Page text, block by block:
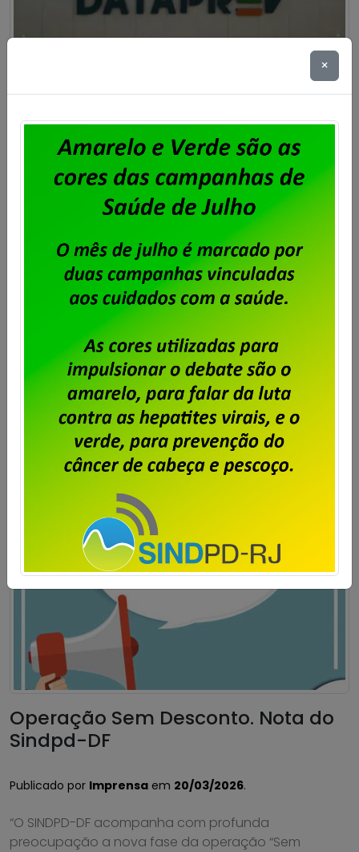
Dataprev decide mudar sua sede
no Rio para o prédio mais caro do
Centro da Cidade
Imprensaem23/06/2026
A decisão da direção da Dataprev de abandonar
sua sede própria, em Botafogo, para instalar a
empresa em um prédio alugado no Centro do Rio,
leva aos seus empregados e empregadas a angústia
de trabalhar num local extremamente perigoso. Não
há como considerar essa decisão da empresa
apenas pelo ângulo financeiro. Além da questão
financeira, […]
Saiba mais
Operação Sem Desconto. Nota do
Sindpd-DF
Publicado por Imprensa em 20/03/2026.
“O SINDPD-DF acompanha com profunda
preocupação a nova fase da operação “Sem
×